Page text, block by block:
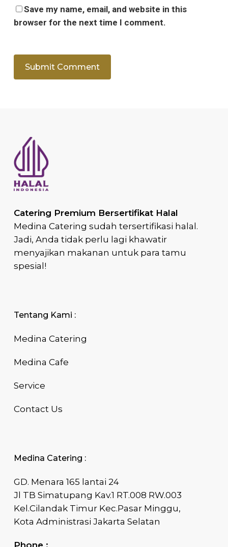
Save my name, email, and website in this
browser for the next time I comment.
Catering Premium Bersertifikat Halal
Medina Catering sudah tersertifikasi halal.
Jadi, Anda tidak perlu lagi khawatir
menyajikan makanan untuk para tamu
spesial!
Tentang Kami :
Medina Catering
Medina Cafe
Service
Contact Us
Medina Catering :
GD. Menara 165 lantai 24
Jl TB Simatupang Kav.1 RT.008 RW.003
Kel.Cilandak Timur Kec.Pasar Minggu,
Kota Administrasi Jakarta Selatan